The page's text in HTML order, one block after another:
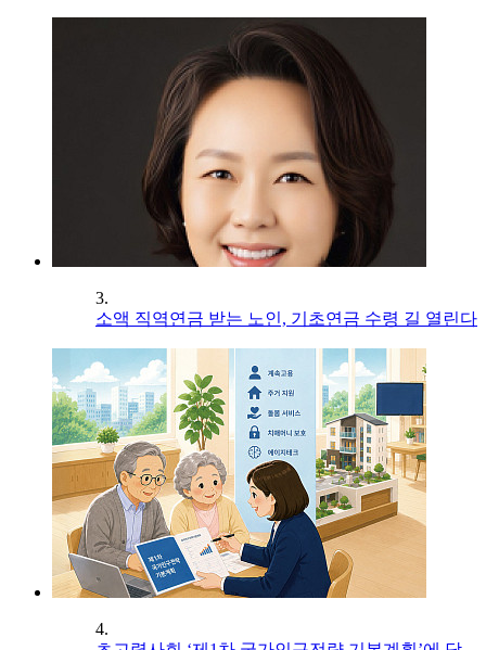
3.
소액 직역연금 받는 노인, 기초연금 수령 길 열린다
4.